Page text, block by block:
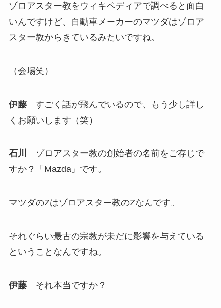
ゾロアスター教をウィキペディアで調べると面白
いんですけど、自動車メーカーのマツダはゾロア
スター教からきているみたいですね。
（会場笑）
伊藤すごく話が飛んでいるので、もう少し詳し
くお願いします（笑）
石川
ゾロアスター教の創始者の名前をご存じで
すか？「Mazda」です。
マツダのZはゾロアスター教のZなんです。
それぐらい最古の宗教が未だに影響を与えている
ということなんですね。
伊藤それ本当ですか？